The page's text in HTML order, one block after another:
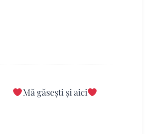
Mă găsești și aici